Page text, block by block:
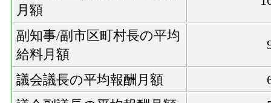
月額
副知事/副市区町村長の平均
給料月額
議会議長の平均報酬月額